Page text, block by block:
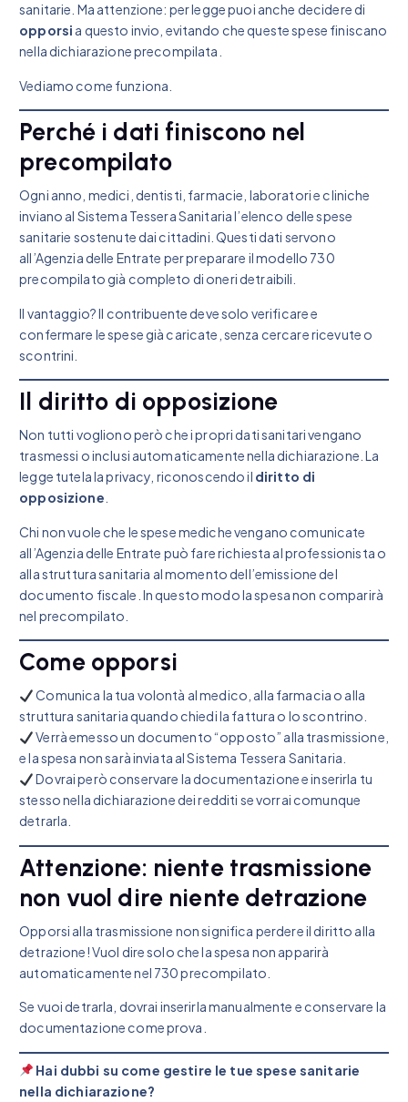
sanitarie. Ma attenzione: per legge puoi anche decidere di
opporsi a questo invio, evitando che queste spese finiscano
nella dichiarazione precompilata.
Vediamo come funziona.
Perché i dati finiscono nel
precompilato
Ogni anno, medici, dentisti, farmacie, laboratori e cliniche
inviano al Sistema Tessera Sanitaria l’elenco delle spese
sanitarie sostenute dai cittadini. Questi dati servono
all’Agenzia delle Entrate per preparare il modello 730
precompilato già completo di oneri detraibili.
Il vantaggio? Il contribuente deve solo verificare e
confermare le spese già caricate, senza cercare ricevute o
scontrini.
Il diritto di opposizione
Non tutti vogliono però che i propri dati sanitari vengano
trasmessi o inclusi automaticamente nella dichiarazione. La
legge tutela la privacy, riconoscendo il diritto di
opposizione
Chi non vuole che le spese mediche vengano comunicate
all’Agenzia delle Entrate può fare richiesta al professionista o
alla struttura sanitaria al momento dell’emissione del
documento fiscale. In questo modo la spesa non comparirà
nel precompilato.
Come opporsi
Comunica la tua volontà al medico, alla farmacia o alla
struttura sanitaria quando chiedi la fattura o lo scontrino.
Verrà emesso un documento “opposto” alla trasmissione,
e la spesa non sarà inviata al Sistema Tessera Sanitaria.
Dovrai però conservare la documentazione e inserirla tu
stesso nella dichiarazione dei redditi se vorrai comunque
detrarla.
Attenzione: niente trasmissione
non vuol dire niente detrazione
Opporsi alla trasmissione non significa perdere il diritto alla
detrazione! Vuol dire solo che la spesa non apparirà
automaticamente nel 730 precompilato.
Se vuoi detrarla, dovrai inserirla manualmente e conservare la
documentazione come prova.
Hai dubbi su come gestire le tue spese sanitarie
nella dichiarazione?